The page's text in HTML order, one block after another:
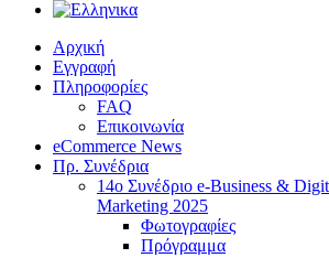
Αρχική
Εγγραφή
Πληροφορίες
FAQ
Επικοινωνία
eCommerce News
Πρ. Συνέδρια
14o Συνέδριο e-Business &
Marketing 2025
Φωτογραφίες
Πρόγραμμα